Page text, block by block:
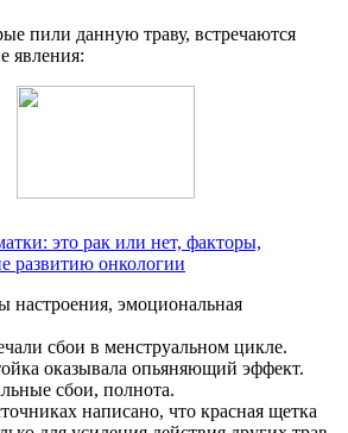
пили данную траву, встречаются
явления:
это рак или нет, факторы,
развитию онкологии
настроения, эмоциональная
сбои в менструальном цикле.
оказывала опьяняющий эффект.
сбои, полнота.
написано, что красная щетка